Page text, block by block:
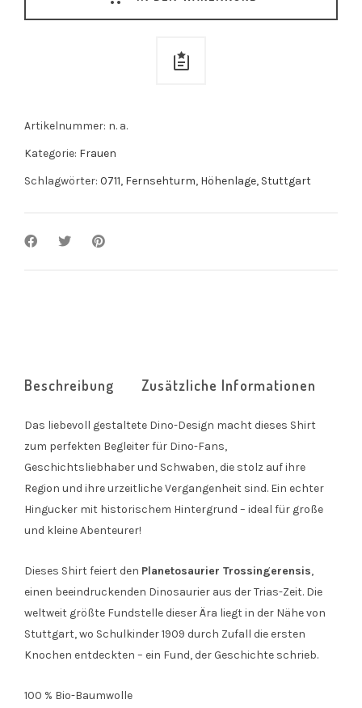
Brustmotiv
Artikelnummer: n. a.
Kategorie: Frauen
Schlagwörter: 0711, Fernsehturm, Höhenlage, Stuttgart
Beschreibung Zusätzliche Informationen
Das liebevoll gestaltete Dino-Design macht dieses Shirt
zum perfekten Begleiter für Dino-Fans,
Geschichtsliebhaber und Schwaben, die stolz auf ihre
Region und ihre urzeitliche Vergangenheit sind. Ein echter
Hingucker mit historischem Hintergrund – ideal für große
und kleine Abenteurer!
Dieses Shirt feiert den Planetosaurier Trossingerensis,
einen beeindruckenden Dinosaurier aus der Trias-Zeit. Die
weltweit größte Fundstelle dieser Ära liegt in der Nähe von
Stuttgart, wo Schulkinder 1909 durch Zufall die ersten
Knochen entdeckten – ein Fund, der Geschichte schrieb.
100 % Bio-Baumwolle